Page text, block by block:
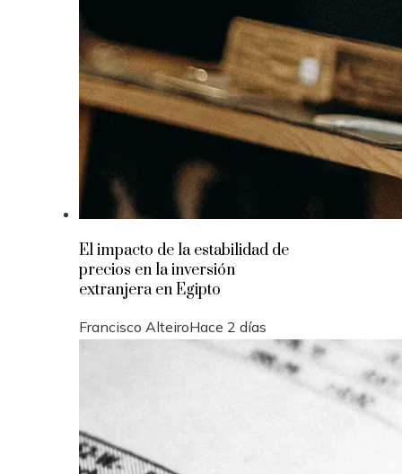
El impacto de la estabilidad de
precios en la inversión
extranjera en Egipto
Francisco AlteiroHace 2 días